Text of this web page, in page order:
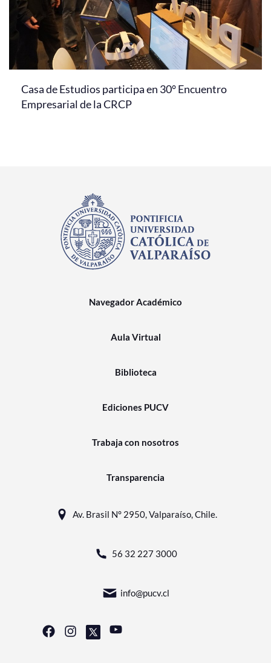
Casa de Estudios participa en 30° Encuentro
Empresarial de la CRCP
Navegador Académico
Aula Virtual
Biblioteca
Ediciones PUCV
Trabaja con nosotros
Transparencia
Av. Brasil N° 2950, Valparaíso, Chile.
56 32 227 3000
info@pucv.cl